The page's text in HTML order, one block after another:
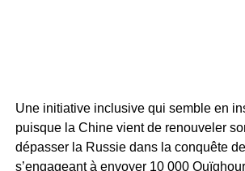
Une initiative inclusive qui semble en
puisque la Chine vient de renouveler
dépasser la Russie dans la conquête
s’engageant à envoyer 10 000